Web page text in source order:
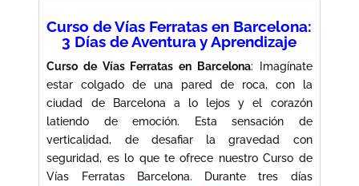
Curso de Vías Ferratas en Barcelona:
3 Días de Aventura y Aprendizaje
Curso de Vías Ferratas en Barcelona: Imagínate
estar colgado de una pared de roca, con la
ciudad de Barcelona a lo lejos y el corazón
latiendo de emoción. Esta sensación de
verticalidad, de desafiar la gravedad con
seguridad, es lo que te ofrece nuestro Curso de
Vías Ferratas Barcelona. Durante tres días